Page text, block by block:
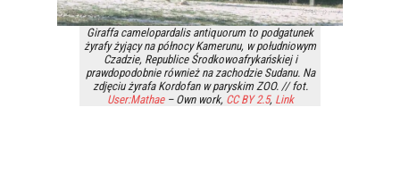
Giraffa camelopardalis antiquorum to podgatunek
żyrafy żyjący na północy Kamerunu, w południowym
Czadzie, Republice Środkowoafrykańskiej i
prawdopodobnie również na zachodzie Sudanu. Na
zdjęciu żyrafa Kordofan w paryskim ZOO. // fot.
User:Mathae– Own work, CC BY 2.5, Link